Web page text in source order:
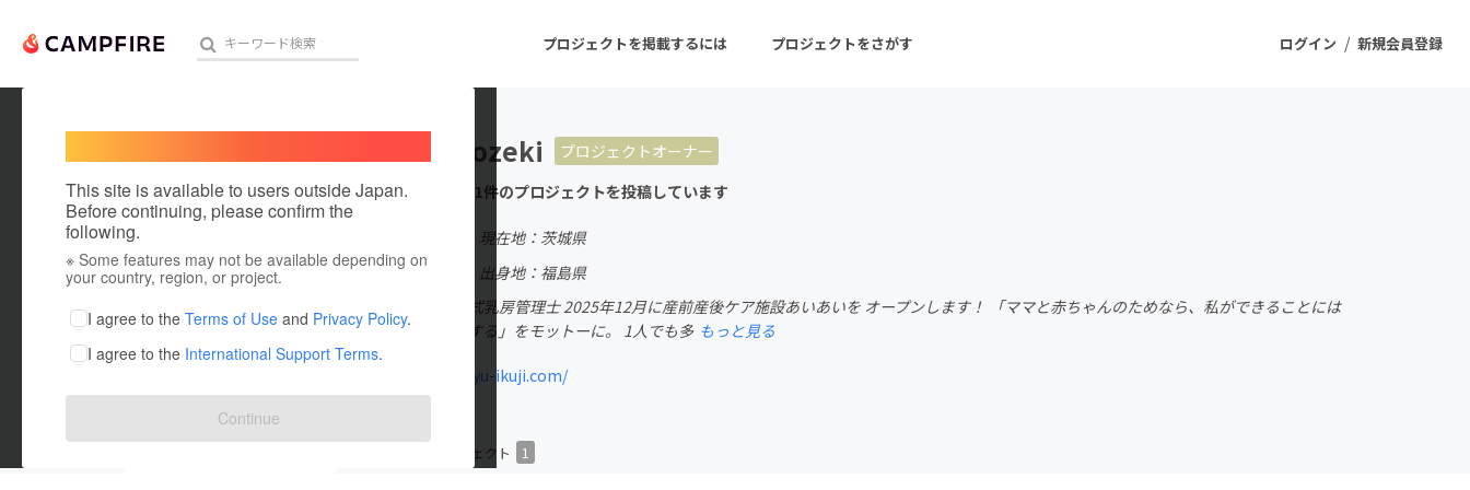
ログイン / 新規会員登録
プロジェクトを掲載するには プロジェクトをさがす
人気のプロジェクト 注目のリターン 注目の新着プロジェクト
アート・写真 音楽
テクノロジー・ガジェット
ゲーム・サービス開発 フード・飲食店
ファッション
映像・映画
ビジネス・起業
まちづくり・地域活性化
This site is available to users outside Japan.
Before continuing, please confirm the
following.
※ Some features may not be available depending on
your country, region, or project.
I agree to the Terms of Use and Privacy Policy.
I agree to the International Support Terms.
Continue
moeko ozeki
プロジェクトオーナー
これまでに1件のプロジェクトを投稿しています
現在地：茨城県
出身国：日本
出身地：福島県
助産師 桶谷式乳房管理士 2025年12月に産前産後ケア施設あいあいを オープンします！ 「ママと赤ちゃんのためなら、私ができることには
なんでも挑戦する」をモットーに。 1人でも多 もっと見る
moe-bonyu-ikuji.com/
プロジェクト 1